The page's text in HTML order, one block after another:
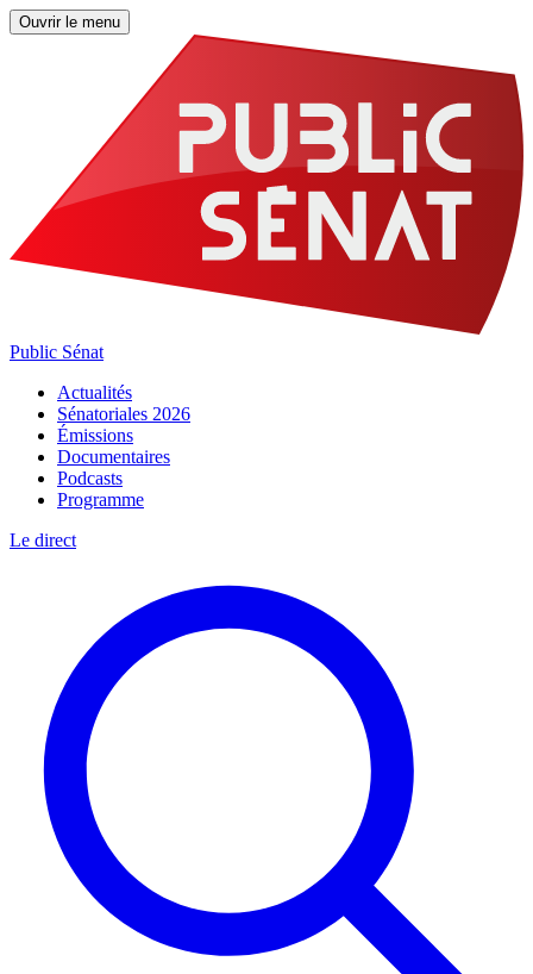
Ouvrir le menu
Public Sénat
Actualités
Sénatoriales 2026
Émissions
Documentaires
Podcasts
Programme
Le direct